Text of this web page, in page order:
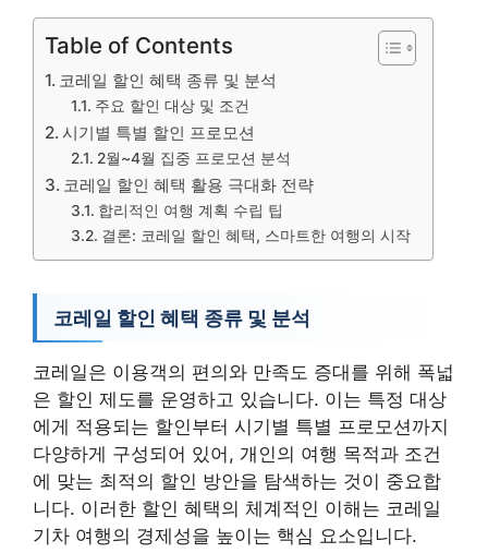
Table of Contents
코레일 할인 혜택 종류 및 분석
주요 할인 대상 및 조건
시기별 특별 할인 프로모션
2월~4월 집중 프로모션 분석
코레일 할인 혜택 활용 극대화 전략
합리적인 여행 계획 수립 팁
결론: 코레일 할인 혜택, 스마트한 여행의 시작
코레일 할인 혜택 종류 및 분석
코레일은 이용객의 편의와 만족도 증대를 위해 폭넓
은 할인 제도를 운영하고 있습니다. 이는 특정 대상
에게 적용되는 할인부터 시기별 특별 프로모션까지
다양하게 구성되어 있어, 개인의 여행 목적과 조건
에 맞는 최적의 할인 방안을 탐색하는 것이 중요합
니다. 이러한 할인 혜택의 체계적인 이해는 코레일
기차 여행의 경제성을 높이는 핵심 요소입니다.